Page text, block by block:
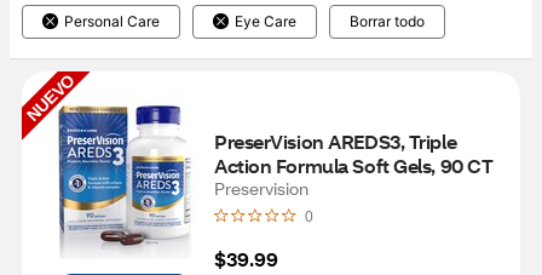
Personal Care Eye Care Borrar todo
NUEVO
PreserVision AREDS3, Triple
Action Formula Soft Gels, 90 CT
Preservision
0
$39.99